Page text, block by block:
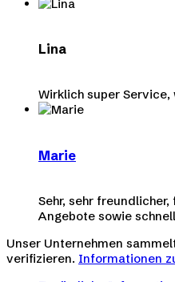
Lina
Wirklich super
Marie
Sehr, sehr
Angebote sowie
Unser Unternehmen
verifizieren. Informationen